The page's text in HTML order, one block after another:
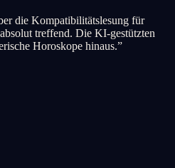
die Kompatibilitätslesung für
treffend. Die KI-gestützten
Horoskope hinaus.”